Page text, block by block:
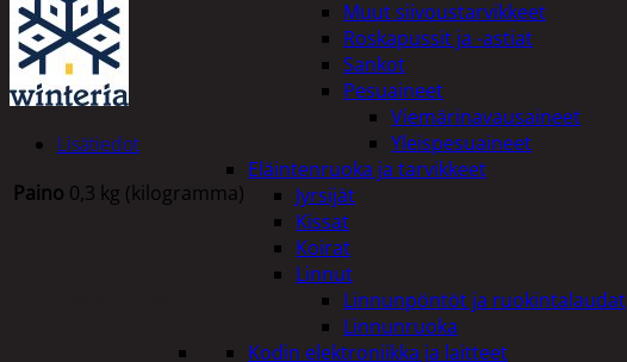
Muut siivoustarvikkeet
Roskapussit ja -astiat
Sankot
Pesuaineet
Viemärinavausaineet
Yleispesuaineet
Eläintenruoka ja tarvikkeet
Jyrsijät
Kissat
Koirat
Linnut
Linnunpöntöt ja ruokintalaudat
Linnunruoka
Kodin elektroniikka ja laitteet
Lisätiedot
Paino 0,3 kg (kilogramma)